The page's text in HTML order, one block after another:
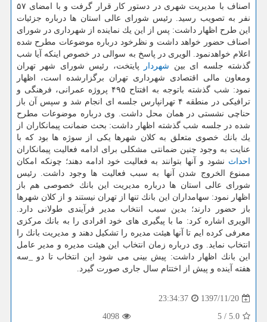
اصناف با مدیریت شهری در دستور كار قرار گرفت و با امضای ۵۷
نفر به تصویب رسید. رئیس شورای عالی استان ها درباره جزئیات
این طرح اظهار داشت: پس از این یك نماینده از شهرداری در شورای
اصناف حضور خواهد داشت و نظرخود درباره موضوعات مطرح شده
اعلام خواهدنمود. الویری در پاسخ به سوالی در خصوص اینكه آیا شب
گذشته جلسه ای بین شهردار
پایتخت، رئیس شورای شهر تهران
ومعاون مالی اقتصادی شهرداری تهران برگزارشده است، اظهار
نمود: شب گذشته باتوجه به افتتاح ۴۹۵ پروژه عمرانی، فرهنگی و
ترافیكی در منطقه ۴ تهرانپارس جلسه ای انجام شد و سپس آن باز
حناچی نشستی در همان محل داشت. وی درباره موضوعات مطرح
شده در جلسه شب گذشته اظهار داشت: بحث ضمانت پیمانكاران از
یك بانك خصوی متعلق به كلان شهرها یكی از سوژه ها بود كه با
عنایت به وجود چنین ضمانتی مشكلی برای ادامه فعالیت پیمانكاران
احداث نشود و آنها بتوانند به فعالیت خود ادامه دهند؛ چونكه امكان
ممنوع الخروج شدن آنها به سبب فعالیت ها وجود داشت. رئیس
شورای عالی استان ها درباره مدیریت این بانك خصوصی هم باز
اظهار نمود: سهامداران این بانك تنها از تهران نیستند و از كلان شهرها
باز حضور دارند؛ بدین سبب انتخاب مدیر فرآیندی طولانی دارد.
الویری اشاره كرد: ما با پیگیری های خود افرادی را به بانك مركزی
معرفی كرده ایم تا آنها هیئت مدیره را تشكیل دهند و مدیریت بانك را
انتخاب نماید. وی درباره زمان انتخاب این هیئت مدیره و مدیر عامل
این بانك اظهار داشت: پیش بینی می شود این انتخاب تا دو _سه
هفته آینده و پیش از اختتام سال جاری صورت گیرد.
1397/11/20
23:34:37
5.0
/
5
4098